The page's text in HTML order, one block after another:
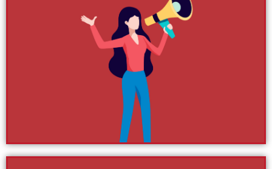
Rancangan Perniagaan adalah satu dokumen berupa
maklumat lengkap sesebuah perniagaan / syarikat itu
beroperasi. Selain dari untuk merekodkan informasi
penting untuk rujukan pemilik sendiri, dokumen
Rancangan Perniagaan juga adalah satu rujukan
pemberi dana, pelabur atau organisasi perbankan untuk
pinjaman. Jom ikuti artikel berkenaan Rancangan
Perniagaan dan tips yang berkaitan.
Klik Di Sini